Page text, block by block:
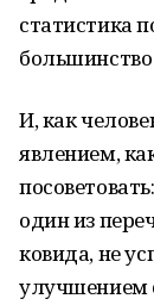
статистика
И, как
явлением,
один из
ковида, не
улучшением